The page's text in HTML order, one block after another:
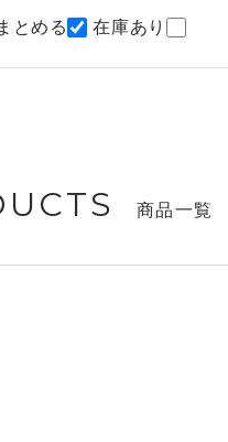
とめる 在庫あり
商品一覧